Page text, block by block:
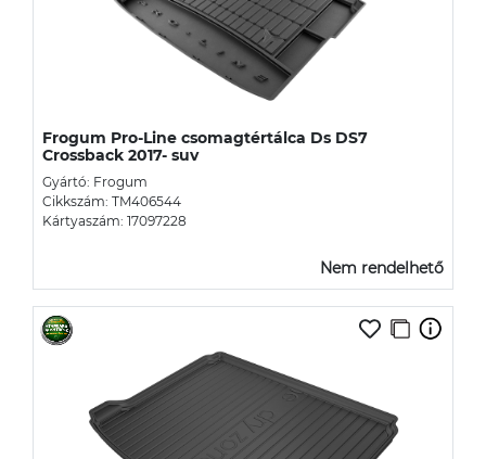
Frogum Pro-Line csomagtértálca Ds DS7
Crossback 2017- suv
Gyártó: Frogum
Cikkszám: TM406544
Kártyaszám: 17097228
Nem rendelhető